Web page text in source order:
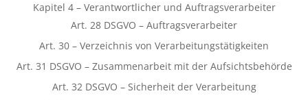
Kapitel 4 – Verantwortlicher und Auftragsverarbeiter
Art. 28 DSGVO – Auftragsverarbeiter
Art. 30 – Verzeichnis von Verarbeitungstätigkeiten
Art. 31 DSGVO – Zusammenarbeit mit der Aufsichtsbehörde
Art. 32 DSGVO – Sicherheit der Verarbeitung